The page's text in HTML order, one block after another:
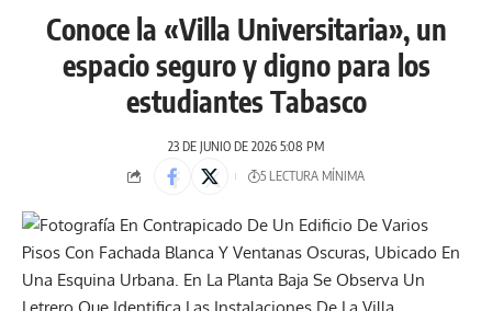
Conoce la «Villa Universitaria», un
espacio seguro y digno para los
estudiantes Tabasco
23 DE JUNIO DE 2026 5:08 PM
5 LECTURA MÍNIMA